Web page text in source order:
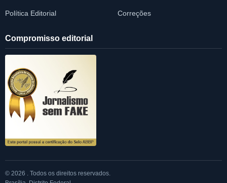
Política Editorial Correções
Compromisso editorial
© 2026 . Todos os direitos reservados.